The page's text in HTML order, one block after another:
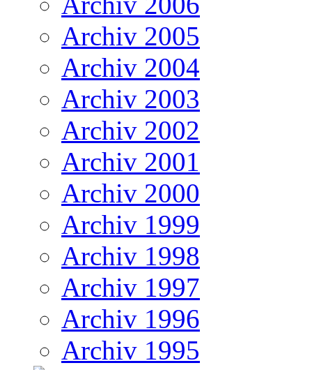
Archiv 2005
Archiv 2004
Archiv 2003
Archiv 2002
Archiv 2001
Archiv 2000
Archiv 1999
Archiv 1998
Archiv 1997
Archiv 1996
Archiv 1995